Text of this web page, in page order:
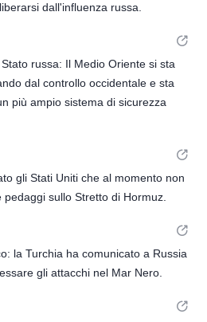
dall'influenza russa.
russa: Il Medio Oriente si sta
dal controllo occidentale e sta
più ampio sistema di sicurezza
gli Stati Uniti che al momento non
sullo Stretto di Hormuz.
la Turchia ha comunicato a Russia
gli attacchi nel Mar Nero.